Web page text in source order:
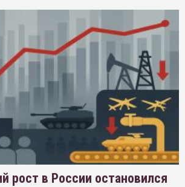
рост в России остановился